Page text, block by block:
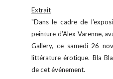
Extrait
"Dans le cadre de
peinture d’Alex Varenne,
Gallery, ce samedi 26
littérature érotique. Bla
de cet événement.